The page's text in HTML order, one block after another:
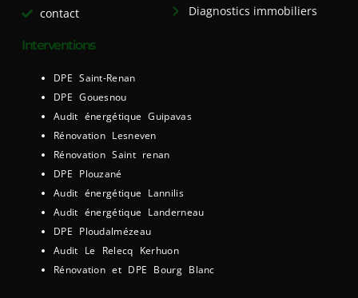
contact
Diagnostics immobiliers
Interventions
DPE Saint-Renan
DPE Gouesnou
Audit énergétique Guipavas
Rénovation Lesneven
Rénovation Saint renan
DPE Plouzané
Audit énergétique Lannilis
Audit énergétique Landerneau
DPE Ploudalmézeau
Audit Le Relecq Kerhuon
Rénovation et DPE Bourg Blanc